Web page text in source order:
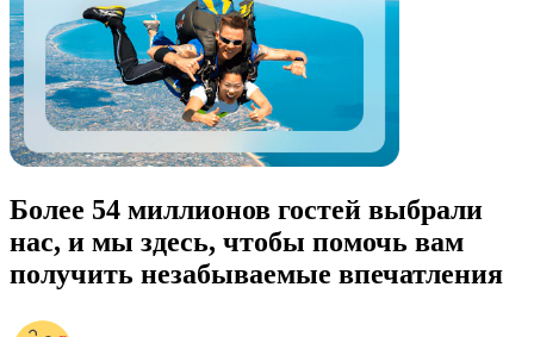
Более 54 миллионов гостей выбрали
нас, и мы здесь, чтобы помочь вам
получить незабываемые впечатления